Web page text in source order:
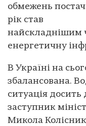
обмежень
рік став
найскладнішим
енергетичну
В Україні на
збалансована.
ситуація
заступник
Микола